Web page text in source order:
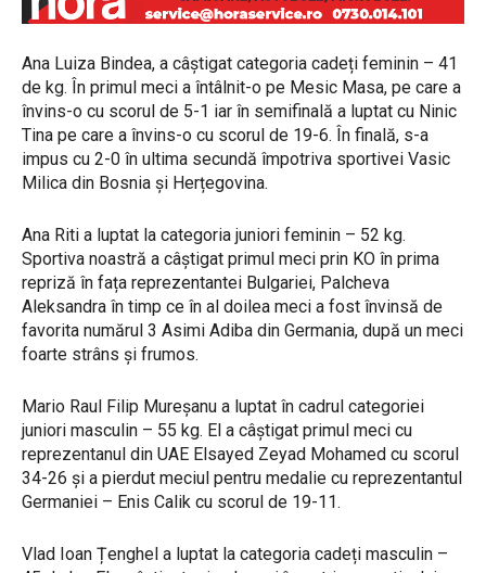
Ana Luiza Bindea, a câștigat categoria cadeți feminin – 41
de kg. În primul meci a întâlnit-o pe Mesic Masa, pe care a
învins-o cu scorul de 5-1 iar în semifinală a luptat cu Ninic
Tina pe care a învins-o cu scorul de 19-6. În finală, s-a
impus cu 2-0 în ultima secundă împotriva sportivei Vasic
Milica din Bosnia și Herțegovina.
Ana Riti a luptat la categoria juniori feminin – 52 kg.
Sportiva noastră a câștigat primul meci prin KO în prima
repriză în fața reprezentantei Bulgariei, Palcheva
Aleksandra în timp ce în al doilea meci a fost învinsă de
favorita numărul 3 Asimi Adiba din Germania, după un meci
foarte strâns și frumos.
Mario Raul Filip Mureșanu a luptat în cadrul categoriei
juniori masculin – 55 kg. El a câștigat primul meci cu
reprezentanul din UAE Elsayed Zeyad Mohamed cu scorul
34-26 și a pierdut meciul pentru medalie cu reprezentantul
Germaniei – Enis Calik cu scorul de 19-11.
Vlad Ioan Țenghel a luptat la categoria cadeți masculin –